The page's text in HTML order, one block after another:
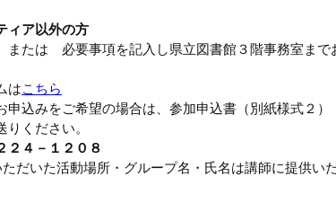
ィア以外の方
たは 必要事項を記入し県立図書館３階事務室まで
はこちら
込みをご希望の場合は、参加申込書（別紙様式２）
ください。
２４－１２０８
だいた活動場所・グループ名・氏名は講師に提供いた